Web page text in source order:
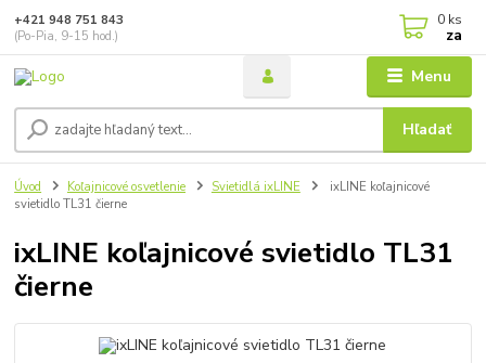
Menu
Hľadať
+421 948 751 843
(Po-Pia, 9-15 hod.)
0 ks
za
Úvod Koľajnicové osvetlenie Svietidlá ixLINE
ixLINE koľajnicové
svietidlo TL31 čierne
ixLINE koľajnicové svietidlo TL31
čierne